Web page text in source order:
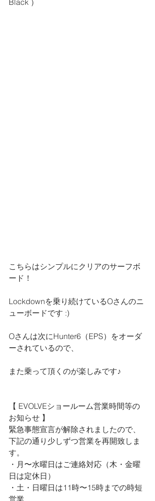
こちらはシンプルにクリアのサーフボ
ード！
Lockdownを乗り続けているOさんのニ
ューボードです :)
Oさんは次にHunter6（EPS）をオーダ
ーされているので、
また乗って頂くのが楽しみです♪
【 EVOLVEショールーム営業時間等の
お知らせ 】
緊急事態宣言が解除されましたので、
下記の通り少しずつ営業を再開致しま
す。
・月〜水曜日はご連絡対応（木・金曜
日は定休日）
・土・日曜日は11時〜15時までの時短